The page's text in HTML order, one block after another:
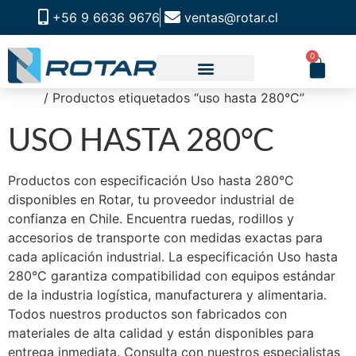
+56 9 6636 9676 ventas@rotar.cl
0
/ Productos etiquetados “uso hasta 280°C”
USO HASTA 280°C
Productos con especificación Uso hasta 280°C
disponibles en Rotar, tu proveedor industrial de
confianza en Chile. Encuentra ruedas, rodillos y
accesorios de transporte con medidas exactas para
cada aplicación industrial. La especificación Uso hasta
280°C garantiza compatibilidad con equipos estándar
de la industria logística, manufacturera y alimentaria.
Todos nuestros productos son fabricados con
materiales de alta calidad y están disponibles para
entrega inmediata. Consulta con nuestros especialistas